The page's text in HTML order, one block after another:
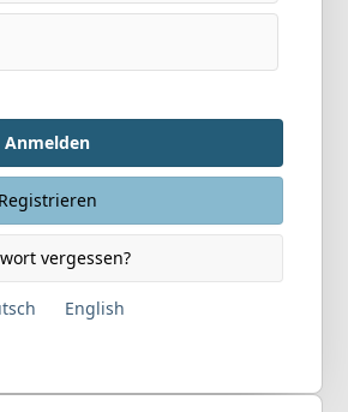
Anmelden
Registrieren
vergessen?
English